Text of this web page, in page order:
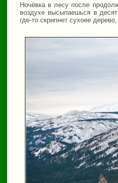
Ночёвка в лесу после
воздухе высыпаешься в
где-то скрипнет сухоее